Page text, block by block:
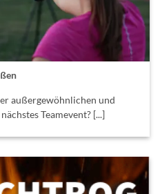
außergewöhnlichen und
Teamevent? [...]